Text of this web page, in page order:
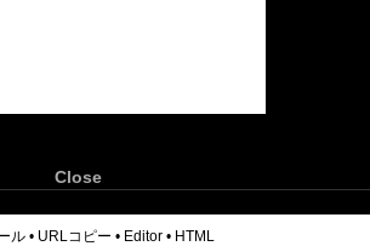
Close
ル • URLコピー • Editor • HTML